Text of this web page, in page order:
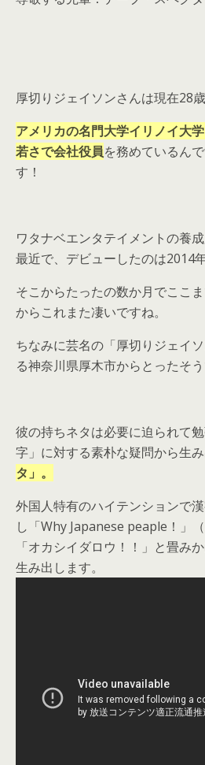
厚切りジェイソンさんは現在28歳
アメリカの名門大学イリノイ大
若さで会社役員を務めているん
す！
ワタナベエンタテイメントの養
最近で、デビューしたのは2014年
そこからたったの数か月でここ
からこれまた凄いですね。
ちなみに芸名の「厚切りジェイ
る神奈川県厚木市からとったそう
彼の持ちネタは必要に迫られて
字」に対する素朴な疑問から生
タ」。
外国人特有のハイテンションで
し「Why Japanese peaple！」
「オカシイダロウ！！」と畳み
生み出します。